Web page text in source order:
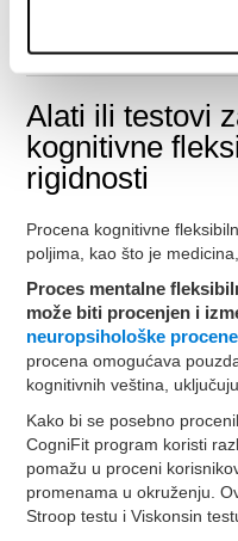
Starenje vodi do
način na koji mozak
Alati ili testovi
kognitivne
rigidnosti
Procena kognitivne
poljima, kao što je
Proces mentalne
može biti procenjen i
neuropsihološke procene
procena omogućava
kognitivnih veština,
Kako bi se posebno
CogniFit program koristi
pomažu u proceni
promenama u okruženju.
Stroop testu i Viskonsin